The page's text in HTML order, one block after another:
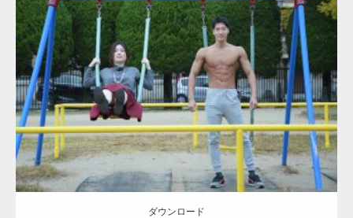
Update: 2021.07.6
Category:公園のマッチョ その他 AKIHITO(細マッチョ) 腹筋 大胸筋
ダウンロード
ダウンロード